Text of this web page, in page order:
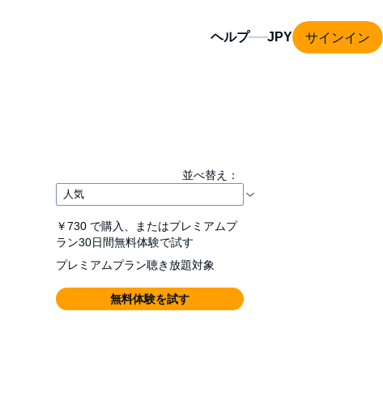
ヘルプ サインイン
並べ替え：
￥730 で購入、またはプレミアムプ
ラン30日間無料体験で試す
プレミアムプラン聴き放題対象
無料体験を試す